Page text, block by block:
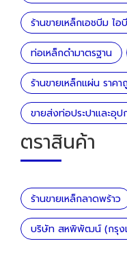
ร้านขายเหล็กเอชบีม ไอ
ท่อเหล็กดำมาตรฐาน
ร้านขายเหล็กแผ่น ราค
ขายส่งท่อประปาและอุ
ตราสินค้า
ร้านขายเหล็กลาดพร้าว
บริษัท สหพิพัฒน์ (กรุง